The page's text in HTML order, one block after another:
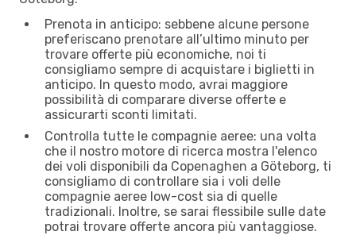
Prenota in anticipo: sebbene alcune persone
preferiscano prenotare all’ultimo minuto per
trovare offerte più economiche, noi ti
consigliamo sempre di acquistare i biglietti in
anticipo. In questo modo, avrai maggiore
possibilità di comparare diverse offerte e
assicurarti sconti limitati.
Controlla tutte le compagnie aeree: una volta
che il nostro motore di ricerca mostra l'elenco
dei voli disponibili da Copenaghen a Göteborg, ti
consigliamo di controllare sia i voli delle
compagnie aeree low-cost sia di quelle
tradizionali. Inoltre, se sarai flessibile sulle date
potrai trovare offerte ancora più vantaggiose.